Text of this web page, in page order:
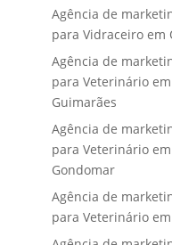
Agência de
para Vidraceiro em
Agência de
para Veterinário em
Guimarães
Agência de
para Veterinário em
Gondomar
Agência de
para Veterinário